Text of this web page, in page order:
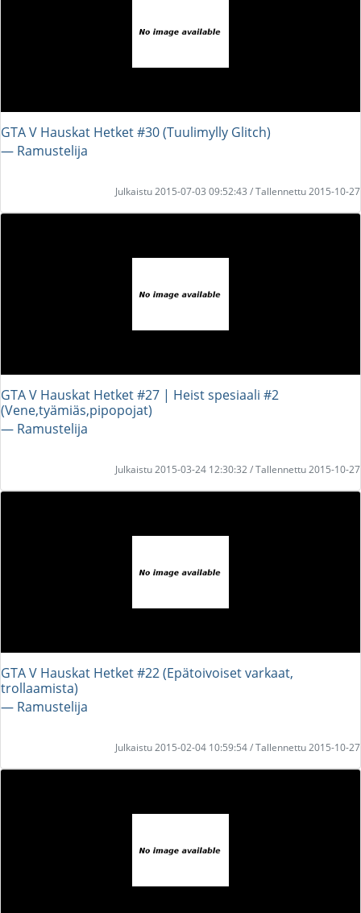
GTA V Hauskat Hetket #30 (Tuulimylly Glitch)
― Ramustelija
Julkaistu 2015-07-03 09:52:43 / Tallennettu 2015-10-27
GTA V Hauskat Hetket #27 | Heist spesiaali #2
(Vene,tyämiäs,pipopojat)
― Ramustelija
Julkaistu 2015-03-24 12:30:32 / Tallennettu 2015-10-27
GTA V Hauskat Hetket #22 (Epätoivoiset varkaat,
trollaamista)
― Ramustelija
Julkaistu 2015-02-04 10:59:54 / Tallennettu 2015-10-27